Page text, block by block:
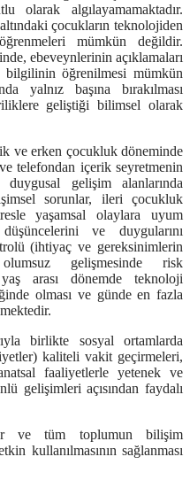
olarak algılayamamaktadır.
çocukların teknolojiden
mümkün değildir.
ebeveynlerinin açıklamaları
bilgilinin öğrenilmesi mümkün
yalnız başına bırakılması
geliştiği bilimsel olarak
ve erken çocukluk döneminde
telefondan içerik seyretmenin
gelişim alanlarında
sorunlar, ileri çocukluk
yaşamsal olaylara uyum
ve duygularını
(ihtiyaç ve gereksinimlerin
olumsuz gelişmesinde risk
arası dönemde teknoloji
olması ve günde en fazla
birlikte sosyal ortamlarda
kaliteli vakit geçirmeleri,
faaliyetlerle yetenek ve
gelişimleri açısından faydalı
ve tüm toplumun bilişim
kullanılmasının sağlanması